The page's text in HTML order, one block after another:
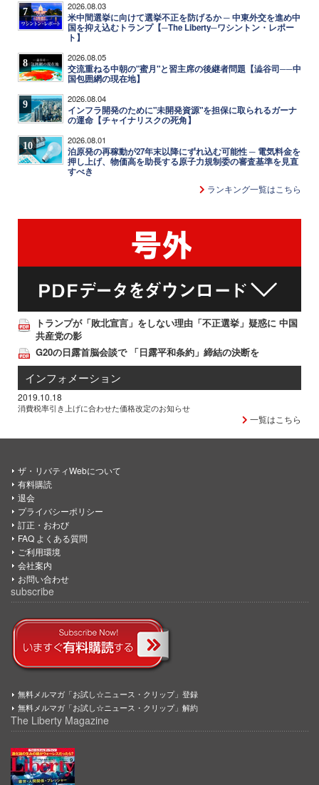
7 2026.08.03
米中間選挙に向けて選挙不正を防げるか ─ 中東外交を進め中
国を抑え込むトランプ【─The Liberty─ワシントン・レポー
ト】
8 2026.08.05
交流重ねる中朝の"蜜月"と習主席の後継者問題【澁谷司──中
国包囲網の現在地】
9 2026.08.04
インフラ開発のために"未開発資源"を担保に取られるガーナ
の運命【チャイナリスクの死角】
10 2026.08.01
泊原発の再稼動が27年末以降にずれ込む可能性 ─ 電気料金を
押し上げ、物価高を助長する原子力規制委の審査基準を見直
すべき
ランキング一覧はこちら
トランプが「敗北宣言」をしない理由「不正選挙」疑惑に 中国
共産党の影
G20の日露首脳会談で 「日露平和条約」締結の決断を
インフォメーション
2019.10.18
消費税率引き上げに合わせた価格改定のお知らせ
一覧はこちら
ザ・リバティWebについて
有料購読
退会
プライバシーポリシー
訂正・おわび
FAQ よくある質問
ご利用環境
会社案内
お問い合わせ
subscribe
無料メルマガ「お試し☆ニュース・クリップ」登録
無料メルマガ「お試し☆ニュース・クリップ」解約
The Liberty Magazine